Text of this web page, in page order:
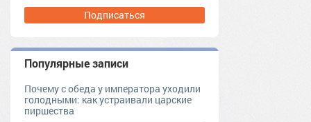
Подписаться
Популярные записи
Почему с обеда у императора уходили
голодными: как устраивали царские
пиршества